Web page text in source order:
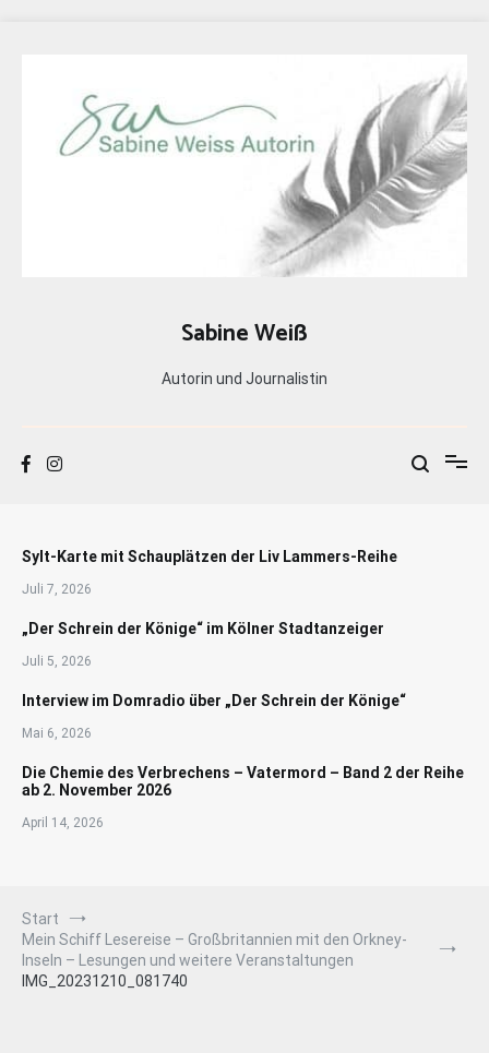
Sabine Weiß
Autorin und Journalistin
Sylt-Karte mit Schauplätzen der Liv Lammers-Reihe
Juli 7, 2026
„Der Schrein der Könige“ im Kölner Stadtanzeiger
Juli 5, 2026
Interview im Domradio über „Der Schrein der Könige“
Mai 6, 2026
Die Chemie des Verbrechens – Vatermord – Band 2 der Reihe
ab 2. November 2026
April 14, 2026
Start
Mein Schiff Lesereise – Großbritannien mit den Orkney-
Inseln – Lesungen und weitere Veranstaltungen
IMG_20231210_081740